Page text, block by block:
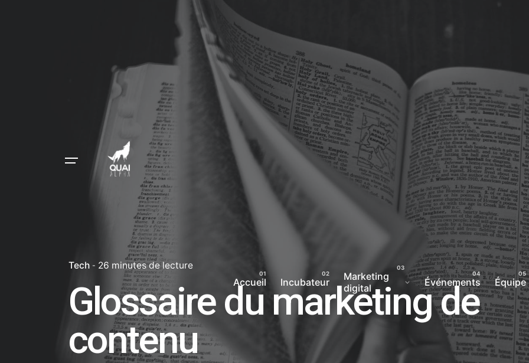
Accueil Incubateur
Marketing
digital
Événements Équipe
Tech 26 minutes de lecture
Glossaire du marketing de
contenu